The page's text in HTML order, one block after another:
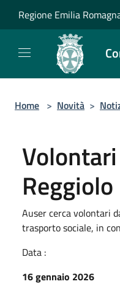
Regione Emilia
Home > Novità >
Reggiolo
Auser cerca volontari
trasporto sociale, in
Data :
16 gennaio 2026